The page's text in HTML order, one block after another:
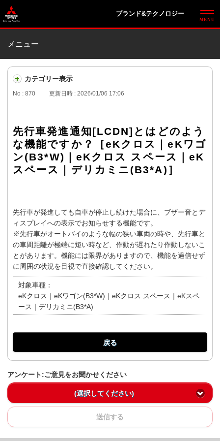
ブランド&テクノロジー
メニュー
カテゴリー表示
No : 870 更新日時 : 2026/01/06 17:06
先行車発進通知[LCDN]とはどのよう
な機能ですか？［eKクロス｜eKワゴ
ン(B3*W)｜eKクロス スペース｜eK
スペース｜デリカミニ(B3*A)］
先行車が発進しても自車が停止し続けた場合に、ブザー音とデ
ィスプレイへの表示でお知らせする機能です。
※先行車がオートバイのような幅の狭い車両の時や、先行車と
の車間距離が極端に短い時など、作動が遅れたり作動しないこ
とがあります。機能には限界がありますので、機能を過信せず
に周囲の状況を目視で直接確認してください。
対象車種：
eKクロス｜eKワゴン(B3*W)｜eKクロス スペース｜eKスペ
ース｜デリカミニ(B3*A)
戻る
アンケート:ご意見をお聞かせください
(選択してください)
送信する